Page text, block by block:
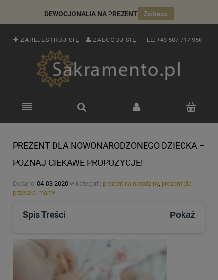
DEWOCJONALIA NA PREZENT Zobacz
ZAREJESTRUJ SIĘ ZALOGUJ SIĘ TEL: +48 507 717 950
PREZENT DLA NOWONARODZONEGO DZIECKA –
POZNAJ CIEKAWE PROPOZYCJE!
Dodano: 04-03-2020 w kategorii: prezent na narodziny, prezent dla
przyszłej mamy
Spis Treści Pokaż